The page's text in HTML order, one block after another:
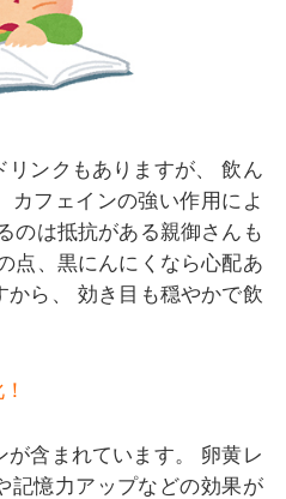
ンクもありますが、
飲ん
カフェインの強い作用によ
のは抵抗がある親御さんも
点、黒にんにくなら心配あ
ら、
効き目も穏やかで飲
含まれています。
卵黄レ
記憶力アップなどの効果が